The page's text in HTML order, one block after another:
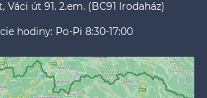
Váci út 91. 2.em. (BC91 Irodaház)
hodiny: Po-Pi 8:30-17:00